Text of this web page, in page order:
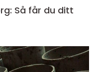
Så får du ditt